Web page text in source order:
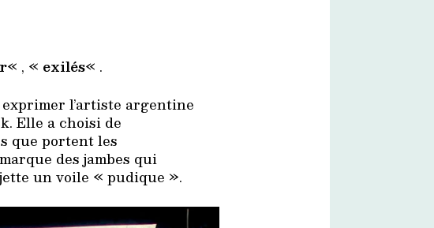
« , « exilés« .
l’artiste argentine
Elle a choisi de
que portent les
des jambes qui
un voile « pudique ».